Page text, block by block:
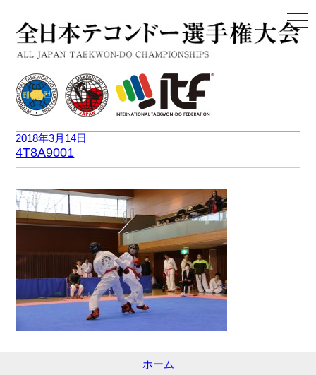
2018年3月14日
4T8A9001
ホーム